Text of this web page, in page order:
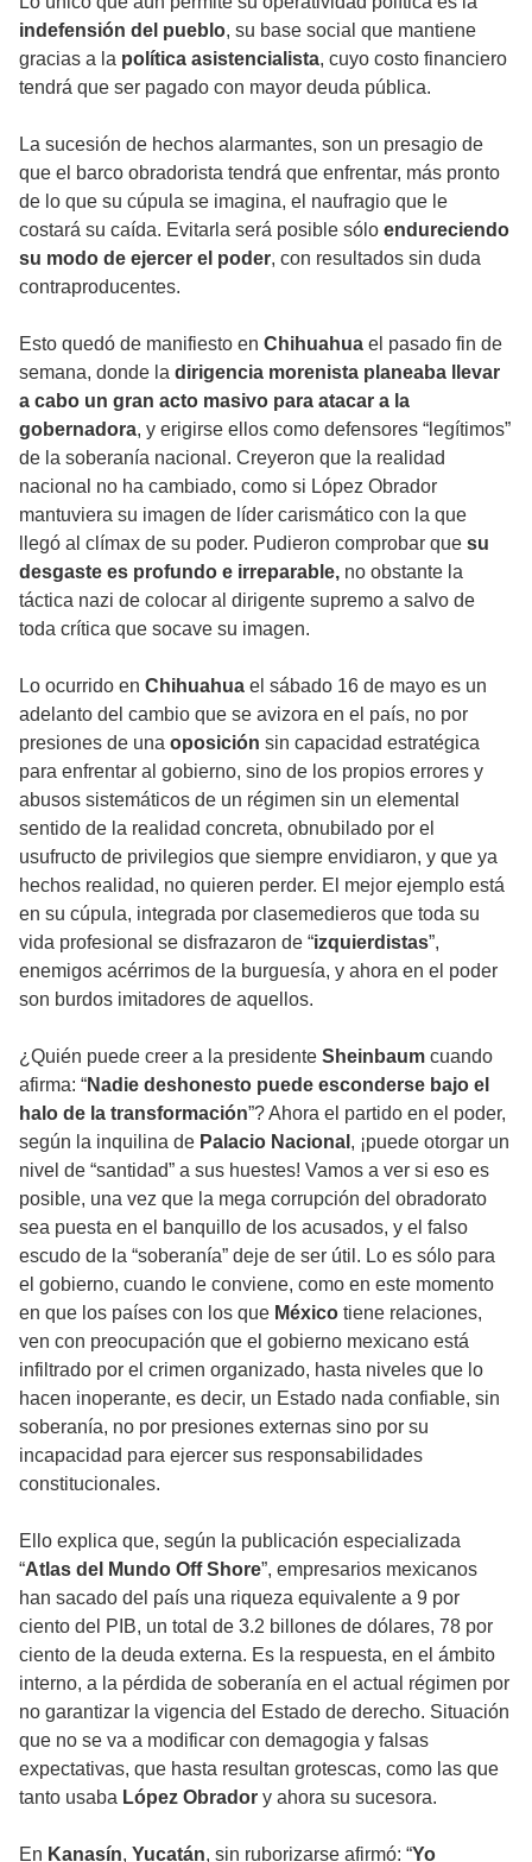
indefensión del pueblo, su base social que mantiene
gracias a la política asistencialista, cuyo costo financiero
tendrá que ser pagado con mayor deuda pública.
La sucesión de hechos alarmantes, son un presagio de
que el barco obradorista tendrá que enfrentar, más pronto
de lo que su cúpula se imagina, el naufragio que le
costará su caída. Evitarla será posible sólo endureciendo
su modo de ejercer el poder, con resultados sin duda
contraproducentes.
Esto quedó de manifiesto en Chihuahua el pasado fin de
semana, donde la dirigencia morenista planeaba llevar
a cabo un gran acto masivo para atacar a la
gobernadora, y erigirse ellos como defensores “legítimos”
de la soberanía nacional. Creyeron que la realidad
nacional no ha cambiado, como si López Obrador
mantuviera su imagen de líder carismático con la que
llegó al clímax de su poder. Pudieron comprobar que su
desgaste es profundo e irreparable, no obstante la
táctica nazi de colocar al dirigente supremo a salvo de
toda crítica que socave su imagen.
Lo ocurrido en Chihuahua el sábado 16 de mayo es un
adelanto del cambio que se avizora en el país, no por
presiones de una oposición sin capacidad estratégica
para enfrentar al gobierno, sino de los propios errores y
abusos sistemáticos de un régimen sin un elemental
sentido de la realidad concreta, obnubilado por el
usufructo de privilegios que siempre envidiaron, y que ya
hechos realidad, no quieren perder. El mejor ejemplo está
en su cúpula, integrada por clasemedieros que toda su
vida profesional se disfrazaron de “izquierdistas”,
enemigos acérrimos de la burguesía, y ahora en el poder
son burdos imitadores de aquellos.
¿Quién puede creer a la presidente Sheinbaum cuando
afirma: “Nadie deshonesto puede esconderse bajo el
halo de la transformación”? Ahora el partido en el poder,
según la inquilina de Palacio Nacional , ¡puede otorgar un
nivel de “santidad” a sus huestes! Vamos a ver si eso es
posible, una vez que la mega corrupción del obradorato
sea puesta en el banquillo de los acusados, y el falso
escudo de la “soberanía” deje de ser útil. Lo es sólo para
el gobierno, cuando le conviene, como en este momento
en que los países con los que México tiene relaciones,
ven con preocupación que el gobierno mexicano está
infiltrado por el crimen organizado, hasta niveles que lo
hacen inoperante, es decir, un Estado nada confiable, sin
soberanía, no por presiones externas sino por su
incapacidad para ejercer sus responsabilidades
constitucionales.
Ello explica que, según la publicación especializada
“Atlas del Mundo Off Shore”, empresarios mexicanos
han sacado del país una riqueza equivalente a 9 por
ciento del PIB, un total de 3.2 billones de dólares, 78 por
ciento de la deuda externa. Es la respuesta, en el ámbito
interno, a la pérdida de soberanía en el actual régimen por
no garantizar la vigencia del Estado de derecho. Situación
que no se va a modificar con demagogia y falsas
expectativas, que hasta resultan grotescas, como las que
tanto usaba López Obrador y ahora su sucesora.
En Kanasín, Yucatán, sin ruborizarse afirmó: “Yo